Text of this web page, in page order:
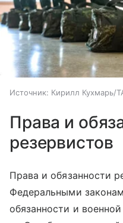
Источник: Кирилл Кухмарь/
Права и
резервистов
Права и обязанности
Федеральными
обязанности и